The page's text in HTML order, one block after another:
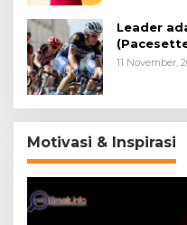
Leader
11 November,
Motivasi & Inspirasi